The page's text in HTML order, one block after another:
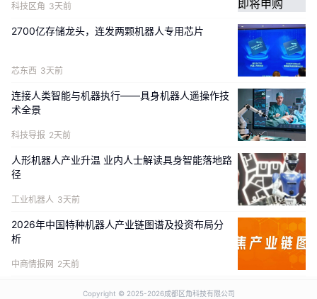
曾于2014获得北京工业大学学士学位，2017年获
得北京工业大学电气工程及自动化专业硕士学位，
王啸峰
极佳视界算法合伙人
中国科学院自动化研究所，主要研究方向为世界模
型。
博士期间在TPAMI、CVPR、ICCV、ECCV、
科技区角 3天前
2700亿存储龙头，连发两颗机器人专用芯片
芯东西 3天前
连接人类智能与机器执行——具身机器人遥操作技
术全景
科技导报 2天前
人形机器人产业升温 业内人士解读具身智能落地路
径
工业机器人 3天前
2026年中国特种机器人产业链图谱及投资布局分
析
中商情报网 2天前
Copyright © 2025-2026成都区角科技有限公司